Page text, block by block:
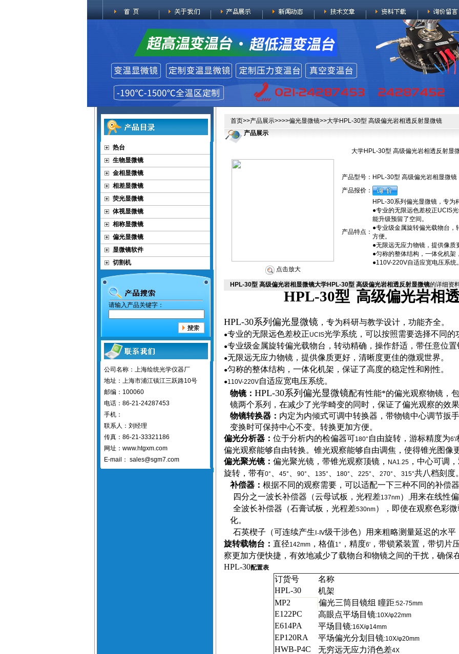
热台
生物显微镜
金相显微镜
相差显微镜
荧光显微镜
体视显微镜
相称显微镜
偏光显微镜
显微镜软件
切割机
请输入产品关键字：
公司名称：上海绘统光学仪器厂
地址：上海市浦江镇江三跃路10号
邮编：100060
电话：86-21-24287453
手机：
联系人：刘经理
传真：86-21-33321186
网址：www.htgxm.com
E-mail： sales@sgm7.com
首页>>产品展示>>>>偏光显微镜>>大学HPL-30型 高级偏光岩相透反射显微镜
产品展示
大学HPL-30型 高级偏光岩相透反射显
点击放大
产品型号： HPL-30型 高级偏光岩相显微镜
产品报价：
产品特点：
HPL-30系列偏光显微镜，专为
●专业的无限远色差校正UCIS
能升级预留了空间。
●专业级金属旋转偏光载物台，
方便。
●无限远无应力物镜，提供像质
●匀称的整体结构，一体化机架
●110V-220V自适应宽电压系统。
HPL-30型 高级偏光岩相显微镜大学HPL-30型 高级偏光岩相透反射显微镜的详细资
HPL-30型 高级偏光岩相
HPL-30系列偏光显微镜 ，专为科研与教学设计，功能齐全。
●专业的无限远色差校正UCIS光学系统，可以按照需要选择不同的
●专业级金属旋转偏光载物台，转动精确，操作舒适，带任意位置
●无限远无应力物镜，提供像质更好，清晰度更佳的微观世界。
●匀称的整体结构，一体化机架，保证了高度的稳定性和刚性。
●110V-220V自适应宽电压系统。
物镜： HPL-30系列偏光显微镜配有性能*的偏光观察物镜，
镜两个系列，在减少了光学畸变的同时，保证了偏光观察的效
物镜转换器： 内定为内倾式可调中转换器，带物镜中心调节扳
变换时可保持中心不变。转换更加方便。
偏光分析器： 位于分析内的检偏器可180° 自由旋转，游标精度为6'/
偏光观察能够自由转换。锥光观察能够自由调焦，使得锥光图像
偏光聚光镜： 偏光聚光镜，带锥光观察顶镜， NA1.25 ，中心可调
旋转，带有0° 45° 90° 135° 180° 225° 270° 315°共八档刻度。
补偿器： 根据不同的观察需要，可以适配一下三种不同的补偿器
四分之一波长补偿器（云母试板，光程差137nm） ,用来在线性
全波长补偿器（石膏试板，光程差530nm），即使在观察色彩
化。
石英楔子（可连续产生 - Ⅳ级干涉色）用来粗略测量延迟的水平
旋转载物台： 直径142mm ，格值1° ，精度6' ，带锁紧装置，带切片
察更加方便快捷，有效地减少了载物台和物镜之间的干扰，确保
HPL-30配置表
订货号
名称
HPL-30
机架
MP2
偏光三筒目镜组 瞳距:52-75mm
E122PC 高眼点平场目镜:10X/φ22mm
E614PA 平场目镜:16X/φ14mm
EP120RA 平场偏光分划目镜:10X/φ20mm
HWB-P4C 无穷远无应力消色差4X